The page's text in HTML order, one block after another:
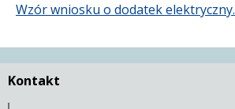
Wzór wniosku o dodatek elektryczny.
Kontakt